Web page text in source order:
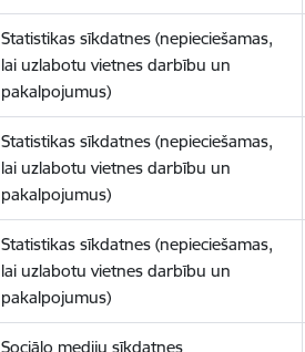
Statistikas sīkdatnes (nepieciešamas,
lai uzlabotu vietnes darbību un
pakalpojumus)
Statistikas sīkdatnes (nepieciešamas,
lai uzlabotu vietnes darbību un
pakalpojumus)
Statistikas sīkdatnes (nepieciešamas,
lai uzlabotu vietnes darbību un
pakalpojumus)
Sociālo mediju sīkdatnes